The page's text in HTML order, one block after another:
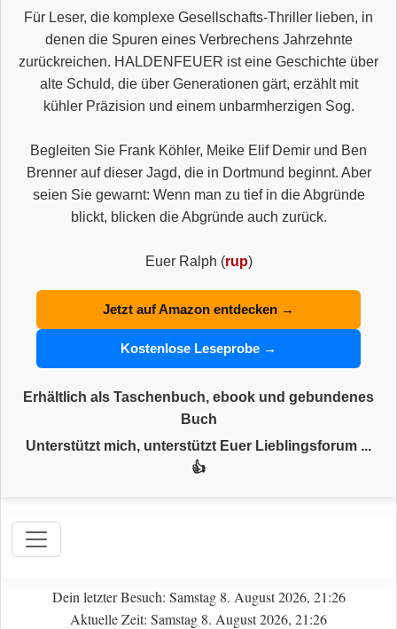
Für Leser, die komplexe Gesellschafts-Thriller lieben, in
denen die Spuren eines Verbrechens Jahrzehnte
zurückreichen. HALDENFEUER ist eine Geschichte über
alte Schuld, die über Generationen gärt, erzählt mit
kühler Präzision und einem unbarmherzigen Sog.
Begleiten Sie Frank Köhler, Meike Elif Demir und Ben
Brenner auf dieser Jagd, die in Dortmund beginnt. Aber
seien Sie gewarnt: Wenn man zu tief in die Abgründe
blickt, blicken die Abgründe auch zurück.
Euer Ralph (rup)
Jetzt auf Amazon entdecken →
Kostenlose Leseprobe →
Erhältlich als Taschenbuch, ebook und gebundenes
Buch
Unterstützt mich, unterstützt Euer Lieblingsforum ...
👍
Dein letzter Besuch: Samstag 8. August 2026, 21:26
Aktuelle Zeit: Samstag 8. August 2026, 21:26